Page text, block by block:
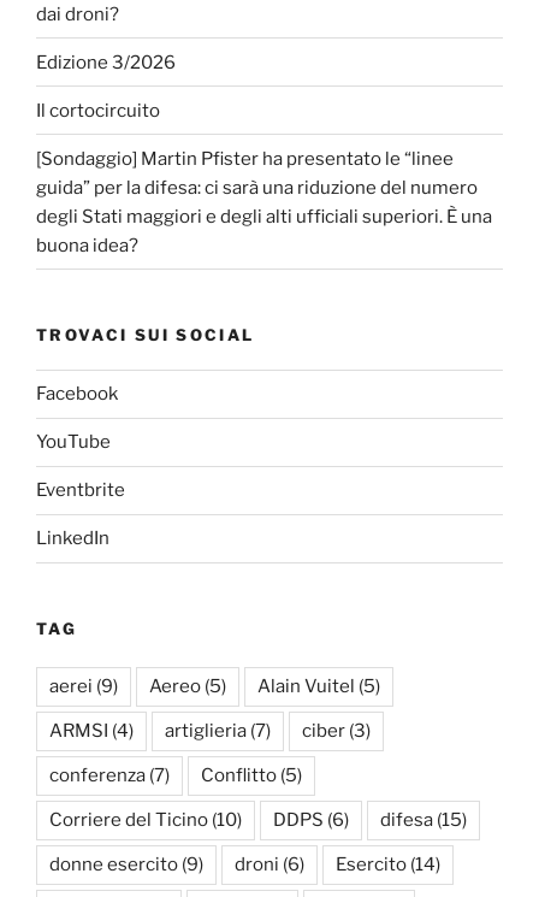
dai droni?
Edizione 3/2026
Il cortocircuito
[Sondaggio] Martin Pfister ha presentato le “linee
guida” per la difesa: ci sarà una riduzione del numero
degli Stati maggiori e degli alti ufficiali superiori. È una
buona idea?
TROVACI SUI SOCIAL
Facebook
YouTube
Eventbrite
LinkedIn
TAG
aerei (9) Aereo (5) Alain Vuitel (5)
ARMSI (4) artiglieria (7) ciber (3)
conferenza (7) Conflitto (5)
Corriere del Ticino (10) DDPS (6) difesa (15)
donne esercito (9) droni (6) Esercito (14)